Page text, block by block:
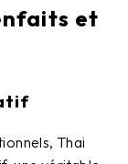
et
Thai